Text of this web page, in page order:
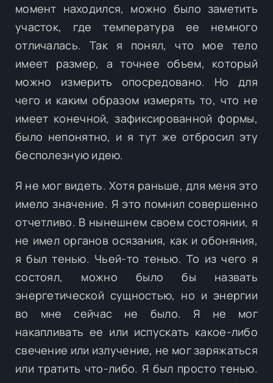
момент находился, можно было заметить
участок, где температура ее немного
отличалась. Так я понял, что мое тело
имеет размер, а точнее объем, который
можно измерить опосредовано. Но для
чего и каким образом измерять то, что не
имеет конечной, зафиксированной формы,
было непонятно, и я тут же отбросил эту
бесполезную идею.
Я не мог видеть. Хотя раньше, для меня это
имело значение. Я это помнил совершенно
отчетливо. В нынешнем своем состоянии, я
не имел органов осязания, как и обоняния,
я был тенью. Чьей-то тенью. То из чего я
состоял, можно было бы назвать
энергетической сущностью, но и энергии
во мне сейчас не было. Я не мог
накапливать ее или испускать какое-либо
свечение или излучение, не мог заряжаться
или тратить что-либо. Я был просто тенью.